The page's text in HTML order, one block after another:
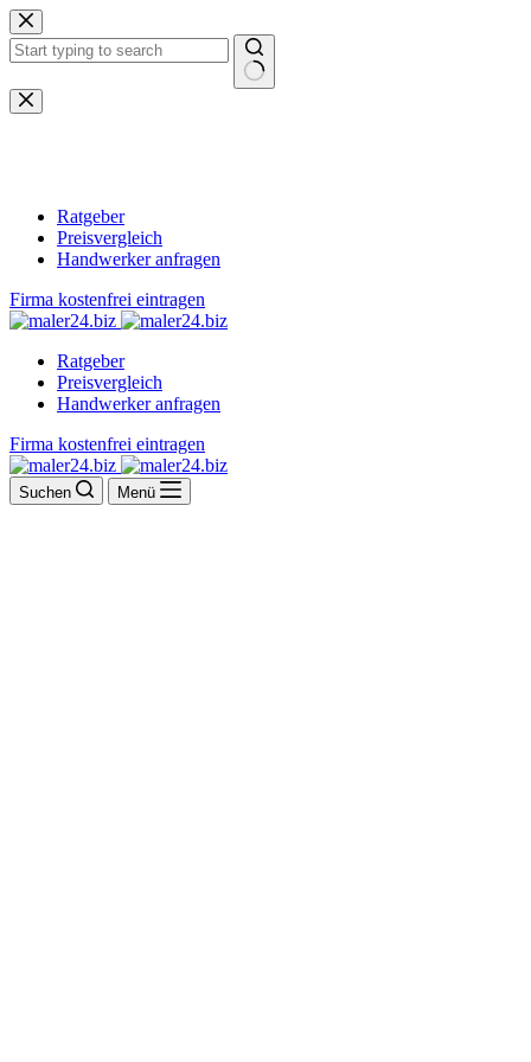
Zum
Inhalt
springen
Keine
Ergebnisse
Ratgeber
Preisvergleich
Handwerker anfragen
Firma kostenfrei eintragen
Ratgeber
Preisvergleich
Handwerker anfragen
Firma kostenfrei eintragen
Suchen Menü